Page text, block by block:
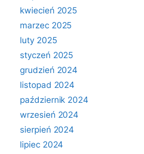
kwiecień 2025
marzec 2025
luty 2025
styczeń 2025
grudzień 2024
listopad 2024
październik 2024
wrzesień 2024
sierpień 2024
lipiec 2024